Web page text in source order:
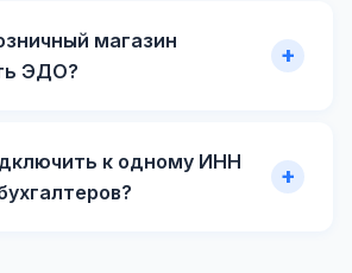
магазин
ЭДО?
к одному ИНН